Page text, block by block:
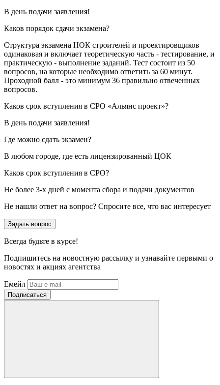
В день подачи заявления!
Каков порядок сдачи экзамена?
Структура экзамена НОК строителей и проектировщиков
одинаковая и включает теоретическую часть - тестирование, и
практическую - выполнение заданий. Тест состоит из 50
вопросов, на которые необходимо ответить за 60 минут.
Проходной балл - это минимум 36 правильно отвеченных
вопросов.
Каков срок вступления в СРО «Альянс проект»?
В день подачи заявления!
Где можно сдать экзамен?
В любом городе, где есть лицензированный ЦОК
Каков срок вступления в СРО?
Не более 3-х дней с момента сбора и подачи документов
Не нашли ответ на вопрос? Спросите все, что вас интересует
Задать вопрос
Всегда будьте в курсе!
Подпишитесь на новостную рассылку и узнавайте первыми о
новостях и акциях агентства
Емейл